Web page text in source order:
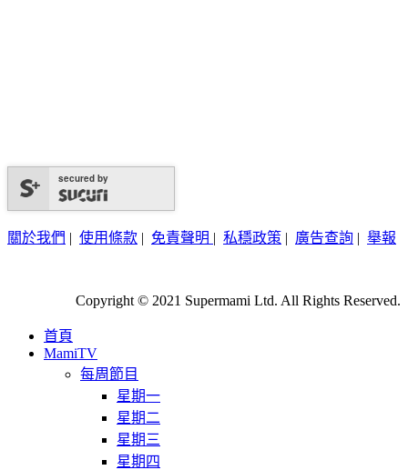
secured by
關於我們 | 使用條款 | 免責聲明 | 私穩政策 | 廣告查詢 | 舉報
Copyright © 2021 Supermami Ltd. All Rights Reserved.
首頁
MamiTV
每周節目
星期一
星期二
星期三
星期四